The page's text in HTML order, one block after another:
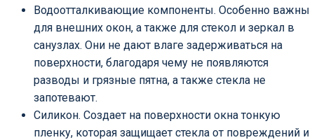
Водоотталкивающие компоненты. Особенно важны
для внешних окон, а также для стекол и зеркал в
санузлах. Они не дают влаге задерживаться на
поверхности, благодаря чему не появляются
разводы и грязные пятна, а также стекла не
запотевают.
Силикон. Создает на поверхности окна тонкую
пленку, которая защищает стекла от повреждений и